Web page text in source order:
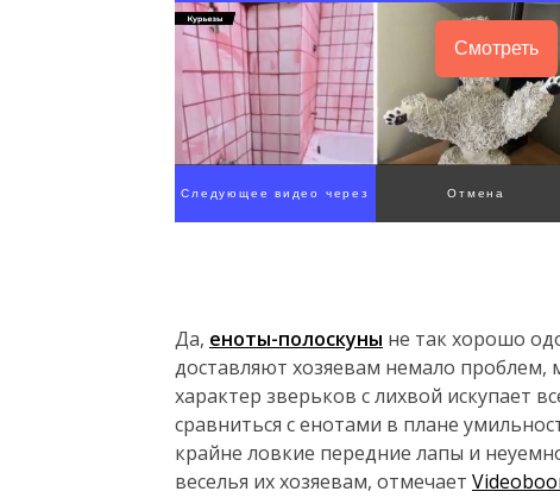
Смотреть
Следующее видео через Отмена
Да, еноты-полоскуны не так хорошо
доставляют хозяевам немало проблем,
характер зверьков с лихвой искупает
сравниться с енотами в плане
крайне ловкие передние лапы и
веселья их хозяевам, отмечает